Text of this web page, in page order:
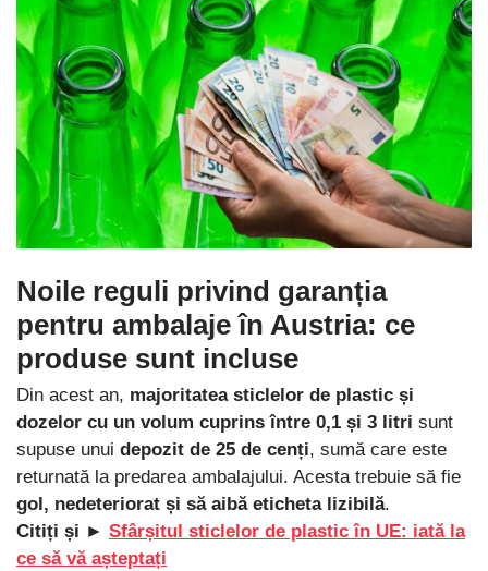
Noile reguli privind garanția
pentru ambalaje în Austria: ce
produse sunt incluse
Din acest an, majoritatea sticlelor de plastic și
dozelor cu un volum cuprins între 0,1 și 3 litri sunt
supuse unui depozit de 25 de cenți, sumă care este
returnată la predarea ambalajului. Acesta trebuie să fie
gol, nedeteriorat și să aibă eticheta lizibilă.
Citiți și ► Sfârșitul sticlelor de plastic în UE: iată la
ce să vă așteptați